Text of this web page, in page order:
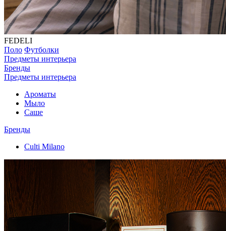
FEDELI
Поло Футболки
Предметы интерьера
Бренды
Предметы интерьера
Ароматы
Мыло
Саше
Бренды
Culti Milano